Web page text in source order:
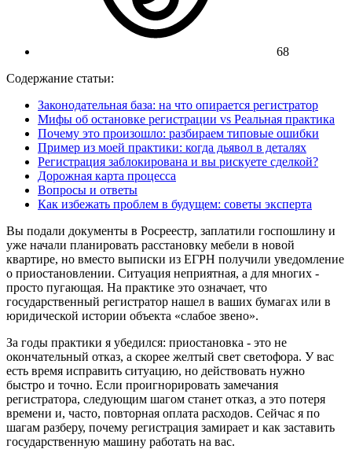
68
Содержание статьи:
Законодательная база: на что опирается регистратор
Мифы об остановке регистрации vs Реальная практика
Почему это произошло: разбираем типовые ошибки
Пример из моей практики: когда дьявол в деталях
Регистрация заблокирована и вы рискуете сделкой?
Дорожная карта процесса
Вопросы и ответы
Как избежать проблем в будущем: советы эксперта
Вы подали документы в Росреестр, заплатили госпошлину и
уже начали планировать расстановку мебели в новой
квартире, но вместо выписки из ЕГРН получили уведомление
о приостановлении. Ситуация неприятная, а для многих -
просто пугающая. На практике это означает, что
государственный регистратор нашел в ваших бумагах или в
юридической истории объекта «слабое звено».
За годы практики я убедился: приостановка - это не
окончательный отказ, а скорее желтый свет светофора. У вас
есть время исправить ситуацию, но действовать нужно
быстро и точно. Если проигнорировать замечания
регистратора, следующим шагом станет отказ, а это потеря
времени и, часто, повторная оплата расходов. Сейчас я по
шагам разберу, почему регистрация замирает и как заставить
государственную машину работать на вас.